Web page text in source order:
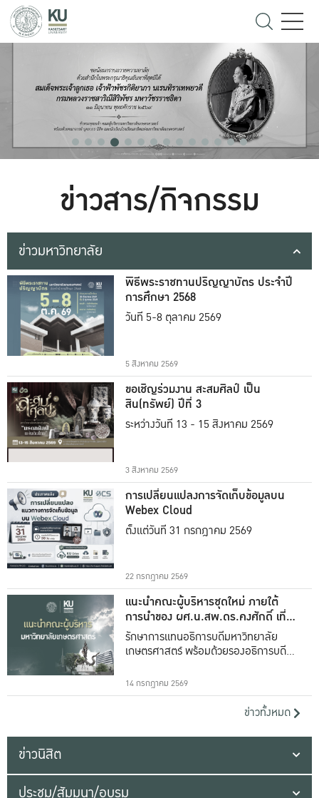
ข่าวสาร/กิจกรรม
ข่าวมหาวิทยาลัย
พิธีพระราชทานปริญญาบัตร ประจำปี
การศึกษา 2568
วันที่ 5-8 ตุลาคม 2569
5 สิงหาคม 2569
ขอเชิญร่วมงาน สะสมศิลป์ เป็น
สิน(ทรัพย์) ปีที่ 3
ระหว่างวันที่ 13 - 15 สิงหาคม 2569
3 สิงหาคม 2569
การเปลี่ยนแปลงการจัดเก็บข้อมูลบน
Webex Cloud
ตั้งแต่วันที่ 31 กรกฎาคม 2569
22 กรกฎาคม 2569
แนะนำคณะผู้บริหารชุดใหม่ ภายใต้
การนำของ ผศ.น.สพ.ดร.คงศักดิ์ เที่ยง
ธรรม
รักษาการแทนอธิการบดีมหาวิทยาลัย
เกษตรศาสตร์ พร้อมด้วยรองอธิการบดีทั้ง
14 กรกฎาคม 2569
ข่าวทั้งหมด
ข่าวนิสิต
ประชุม/สัมมนา/อบรม